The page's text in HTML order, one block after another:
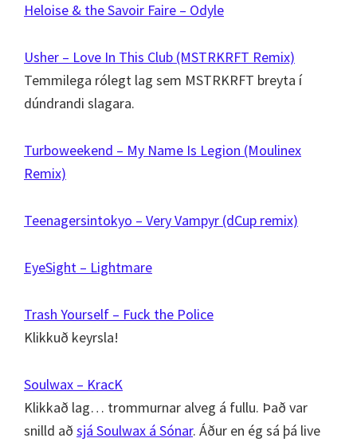
Heloise & the Savoir Faire – Odyle
Usher – Love In This Club (MSTRKRFT Remix)
Temmilega rólegt lag sem MSTRKRFT breyta í
dúndrandi slagara.
Turboweekend – My Name Is Legion (Moulinex
Remix)
Teenagersintokyo – Very Vampyr (dCup remix)
EyeSight – Lightmare
Trash Yourself – Fuck the Police
Klikkuð keyrsla!
Soulwax – KracK
Klikkað lag… trommurnar alveg á fullu. Það var
snilld að sjá Soulwax á Sónar. Áður en ég sá þá live